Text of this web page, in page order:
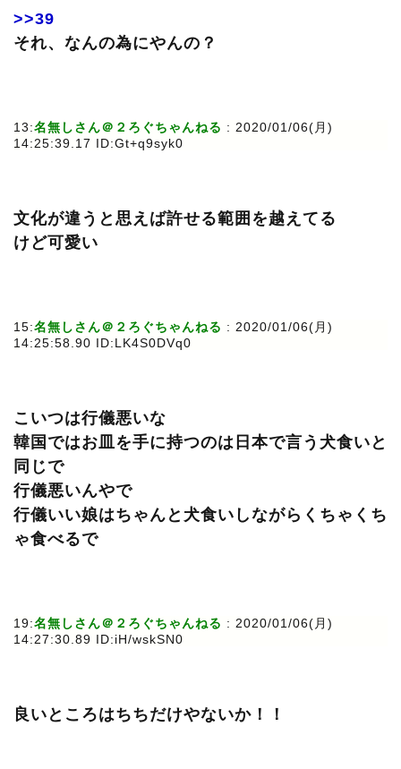
>>39
それ、なんの為にやんの？
13:名無しさん＠２ろぐちゃんねる : 2020/01/06(月)
14:25:39.17 ID:Gt+q9syk0
文化が違うと思えば許せる範囲を越えてる
けど可愛い
15:名無しさん＠２ろぐちゃんねる : 2020/01/06(月)
14:25:58.90 ID:LK4S0DVq0
こいつは行儀悪いな
韓国ではお皿を手に持つのは日本で言う犬食いと
同じで
行儀悪いんやで
行儀いい娘はちゃんと犬食いしながらくちゃくち
ゃ食べるで
19:名無しさん＠２ろぐちゃんねる : 2020/01/06(月)
14:27:30.89 ID:iH/wskSN0
良いところはちちだけやないか！！